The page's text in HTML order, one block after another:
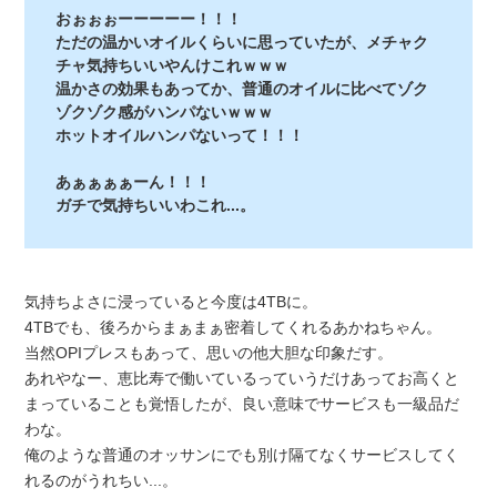
おぉぉぉーーーーー！！！
ただの温かいオイルくらいに思っていたが、メチャク
チャ気持ちいいやんけこれｗｗｗ
温かさの効果もあってか、普通のオイルに比べてゾク
ゾクゾク感がハンパないｗｗｗ
ホットオイルハンパないって！！！
あぁぁぁぁーん！！！
ガチで気持ちいいわこれ...。
気持ちよさに浸っていると今度は4TBに。
4TBでも、後ろからまぁまぁ密着してくれるあかねちゃん。
当然OPIプレスもあって、思いの他大胆な印象だす。
あれやなー、恵比寿で働いているっていうだけあってお高くと
まっていることも覚悟したが、良い意味でサービスも一級品だ
わな。
俺のような普通のオッサンにでも別け隔てなくサービスしてく
れるのがうれちい...。